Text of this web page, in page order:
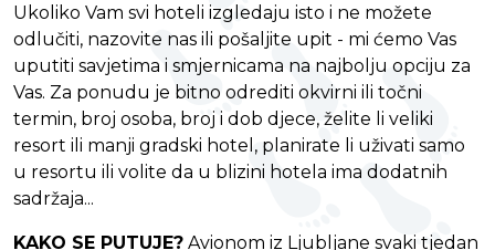
Ukoliko Vam svi hoteli izgledaju isto i ne možete
odlučiti, nazovite nas ili pošaljite upit - mi ćemo Vas
uputiti savjetima i smjernicama na najbolju opciju za
Vas. Za ponudu je bitno odrediti okvirni ili točni
termin, broj osoba, broj i dob djece, želite li veliki
resort ili manji gradski hotel, planirate li uživati samo
u resortu ili volite da u blizini hotela ima dodatnih
sadržaja...
KAKO SE PUTUJE? Avionom iz Ljubljane svaki tjedan